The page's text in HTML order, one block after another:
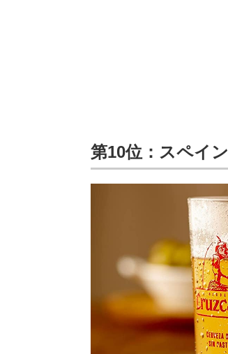
第10位：スペイン